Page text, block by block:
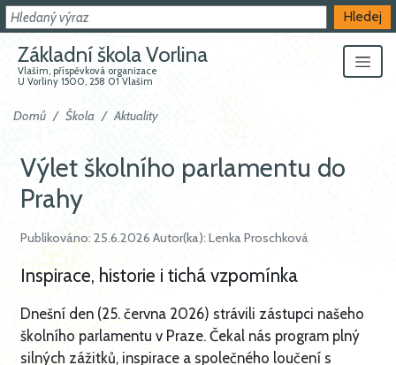
Hledat
Hledej
Základní škola Vorlina
Vlašim, příspěvková organizace
U Vorliny 1500, 258 01 Vlašim
Domů Škola Aktuality
Výlet školního parlamentu do
Prahy
Publikováno: 25.6.2026 Autor(ka): Lenka Proschková
Inspirace, historie i tichá vzpomínka
​Dnešní den (25. června 2026) strávili zástupci našeho
školního parlamentu v Praze. Čekal nás program plný
silných zážitků, inspirace a společného loučení s